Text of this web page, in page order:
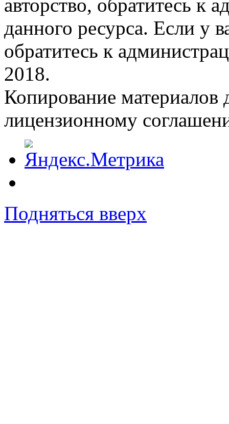
авторство, обратитесь к
данного ресурса. Если у
обратитесь к
2018.
Копирование материалов
лицензионному
Подняться вверх